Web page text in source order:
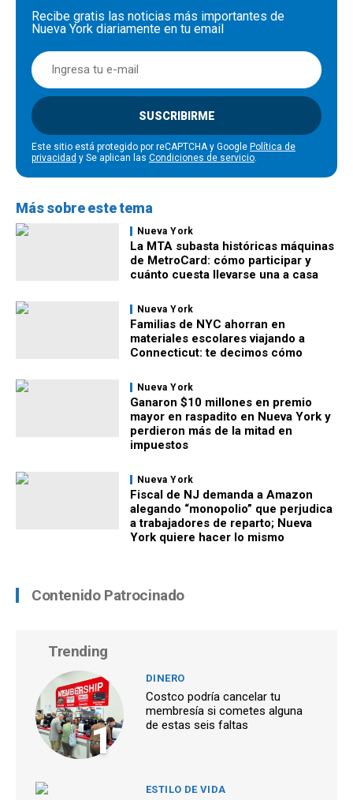
Recibe gratis las noticias más importantes de
Nueva York diariamente en tu email
SUSCRIBIRME
Este sitio está protegido por reCAPTCHA y Google Política de
privacidad y Se aplican las Condiciones de servicio.
Más sobre este tema
Nueva York
La MTA subasta históricas máquinas
de MetroCard: cómo participar y
cuánto cuesta llevarse una a casa
Nueva York
Familias de NYC ahorran en
materiales escolares viajando a
Connecticut: te decimos cómo
Nueva York
Ganaron $10 millones en premio
mayor en raspadito en Nueva York y
perdieron más de la mitad en
impuestos
Nueva York
Fiscal de NJ demanda a Amazon
alegando “monopolio” que perjudica
a trabajadores de reparto; Nueva
York quiere hacer lo mismo
Contenido Patrocinado
Trending
1
DINERO
Costco podría cancelar tu
membresía si cometes alguna
de estas seis faltas
ESTILO DE VIDA